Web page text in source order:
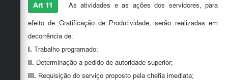
Art 11 As atividades e as ações dos servidores, para
efeito de Gratificação de Produtividade, serão realizadas em
decorrência de:
I. Trabalho programado;
II. Determinação a pedido de autoridade superior;
III. Requisição do serviço proposto pela chefia imediata;